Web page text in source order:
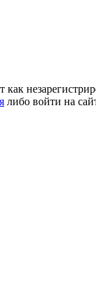
либо войти на